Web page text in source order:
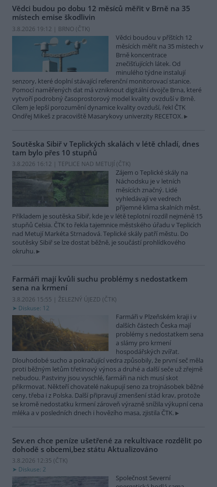
Vědci budou po dobu 12 měsíců měřit v Brně na 35
místech emise škodlivin
3.8.2026 19:12 | BRNO (ČTK)
Vědci boudou v příštích 12
měsících měřit na 35 místech v
Brně koncentrace
znečišťujících látek. Od
minulého týdne instalují
senzory, které doplní stávající referenční monitorovací stanice.
Pomocí naměřených dat má vzniknout digitální dvojče Brna, které
vytvoří podrobný časoprostorový model kvality ovzduší v Brně.
Cílem je lepší porozumění dynamice kvality ovzduší, řekl ČTK
Ondřej Mikeš z pracoviště Masarykovy univerzity RECETOX.
Soutěska Sibiř v Teplických skalách v létě chladí, dnes
tam bylo přes 10 stupňů
3.8.2026 16:12 | TEPLICE NAD METUJÍ (ČTK)
Zájem o Teplické skály na
Náchodsku je v letních
měsících značný. Lidé
vyhledávají ve vedrech
příjemné klima skalních měst.
Příkladem je soutěska Sibiř, kde je v létě teplotní rozdíl nejméně 15
stupňů Celsia. ČTK to řekla tajemnice městského úřadu v Teplicích
nad Metují Markéta Strnadová. Teplické skály patří městu. Do
soutěsky Sibiř se lze dostat běžně, je součástí prohlídkového
okruhu.
Farmáři mají kvůli suchu problémy s nedostatkem
sena na krmení
3.8.2026 15:55 | ŽELEZNÝ ÚJEZD (ČTK)
Diskuse: 12
Farmáři v Plzeňském kraji i v
dalších částech Česka mají
problémy s nedostatkem sena
a slámy pro krmení
hospodářských zvířat.
Dlouhodobé sucho a pokračující vedra způsobily, že první seč měla
proti běžným letům třetinový výnos a druhé a další seče už zřejmě
nebudou. Pastviny jsou vyschlé, farmáři na nich musí skot
přikrmovat. Někteří chovatelé nakupují seno za trojnásobek běžné
ceny, třeba i z Polska. Další připravují zmenšení stád krav, protože
se kromě nedostatku krmení zároveň výrazně snížila výkupní cena
mléka a v posledních dnech i hovězího masa, zjistila ČTK.
Sev.en chce peníze ušetřené za rekultivace rozdělit po
dohodě s obcemi,bez státu Aktualizováno
3.8.2026 12:35 (ČTK)
Diskuse: 2
Společnost Severní